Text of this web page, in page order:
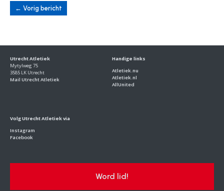
← Vorig bericht
Utrecht Atletiek
Mytylweg 75
3585 LK Utrecht
Mail Utrecht Atletiek
Handige links
Atletiek.nu
Atletiek.nl
AllUnited
Volg Utrecht Atletiek via
Instagram
Facebook
Word lid!